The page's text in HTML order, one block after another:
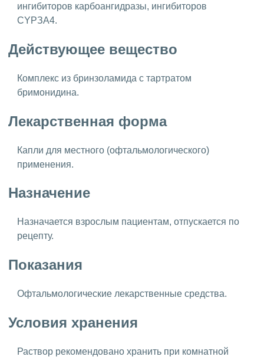
ингибиторов карбоангидразы, ингибиторов
CYРЗА4.
Действующее вещество
Комплекс из бринзоламида с тартратом
бримонидина.
Лекарственная форма
Капли для местного (офтальмологического)
применения.
Назначение
Назначается взрослым пациентам, отпускается по
рецепту.
Показания
Офтальмологические лекарственные средства.
Условия хранения
Раствор рекомендовано хранить при комнатной